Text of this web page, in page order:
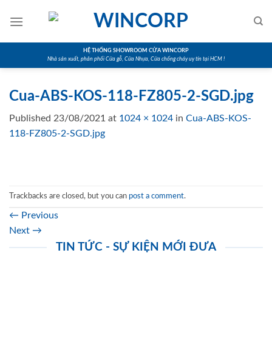
HỆ THỐNG SHOWROOM CỬA WINCORP
Nhà sản xuất, phân phối Cửa gỗ, Cửa Nhựa, Cửa chống cháy uy tín tại HCM !
Cua-ABS-KOS-118-FZ805-2-SGD.jpg
Published 23/08/2021 at 1024 × 1024 in Cua-ABS-KOS-
118-FZ805-2-SGD.jpg
Trackbacks are closed, but you can post a comment.
← Previous
Next →
TIN TỨC - SỰ KIỆN MỚI ĐƯA